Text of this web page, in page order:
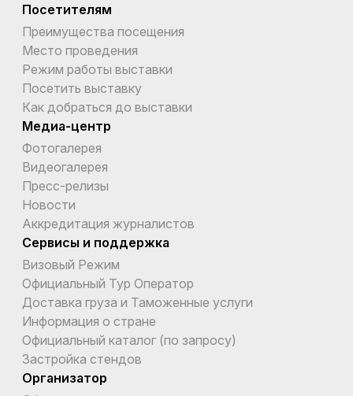
Посетителям
Преимущества посещения
Место проведения
Режим работы выставки
Посетить выставку
Как добраться до выставки
Медиа-центр
Фотогалерея
Видеогалерея
Пресс-релизы
Новости
Аккредитация журналистов
Сервисы и поддержка
Визовый Режим
Официальный Тур Оператор
Доставка груза и Таможенные услуги
Информация о стране
Официальный каталог (по запросу)
Застройка стендов
Организатор